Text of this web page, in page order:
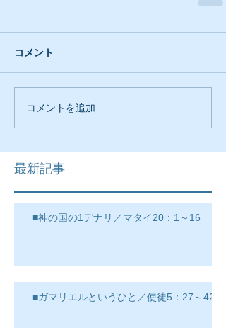
コメント
コメントを追加…
最新記事
■神の国の1デナリ／マタイ20：1～16
■ガマリエルというひと／使徒5：27～42